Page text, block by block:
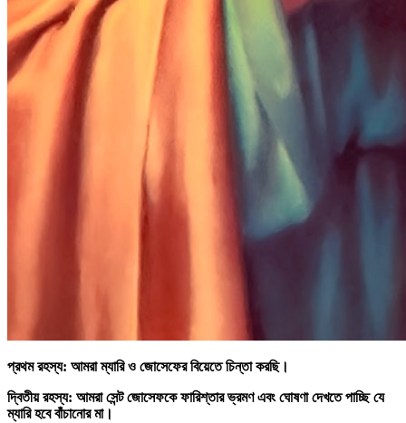
প্রথম রহস্য: আমরা ম্যারি ও জোসেফের বিয়েতে চিন্তা করছি।
দ্বিতীয় রহস্য: আমরা সেন্ট জোসেফকে ফারিশ্তার ভ্রমণ এবং ঘোষণা দেখতে পাচ্ছি যে
ম্যারি হবে বাঁচানোর মা।